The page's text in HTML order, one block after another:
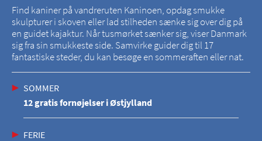
Find kaniner på vandreruten Kaninoen, opdag smukke
skulpturer i skoven eller lad stilheden sænke sig over dig på
en guidet kajaktur. Når tusmørket sænker sig, viser Danmark
sig fra sin smukkeste side. Samvirke guider dig til 17
fantastiske steder, du kan besøge en sommeraften eller nat.
SOMMER
12 gratis fornøjelser i Østjylland
FERIE